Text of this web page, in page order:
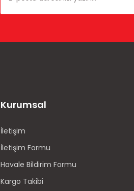
Kurumsal
İletişim
İletişim Formu
Havale Bildirim Formu
Kargo Takibi